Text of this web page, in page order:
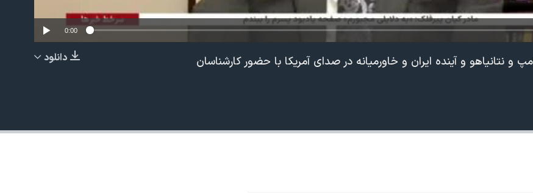
EMBED
0:00
دانلود و نتانیاهو و آینده ایران و خاورمیانه در صدای آمریکا با حضور کارشناسان